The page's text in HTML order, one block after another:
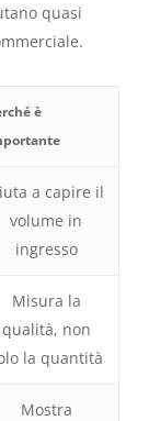
quasi
è
a capire il
volume in
ingresso
Misura la
qualità, non
la quantità
Mostra